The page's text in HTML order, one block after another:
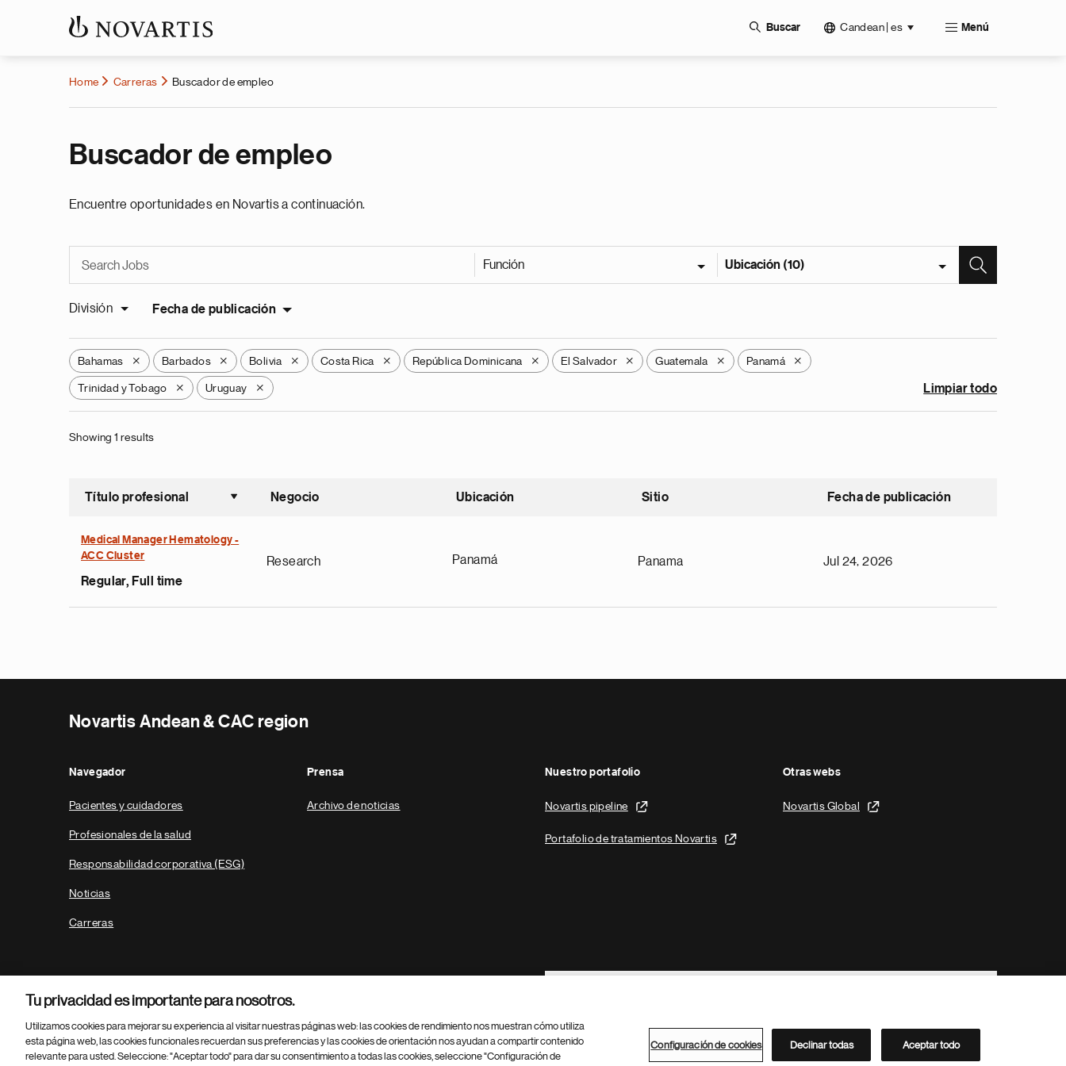
Buscar Candean | es Menú
Home Carreras Buscador de empleo
Buscador de empleo
Encuentre oportunidades en Novartis a continuación.
Función Ubicación (10)
División Fecha de publicación
Bahamas X Barbados X Bolivia X Costa Rica X República Dominicana X El Salvador X Guatemala X Panamá X
Trinidad y Tobago X Uruguay X Limpiar todo
Showing 1 results
Título profesional
Ordenar ascendente
Negocio Ubicación Sitio Fecha de publicación
Medical Manager Hematology -
ACC Cluster
Regular, Full time
Research Panamá Panama Jul 24, 2026
Novartis Andean & CAC region
Navegador
Pacientes y cuidadores
Profesionales de la salud
Responsabilidad corporativa (ESG)
Noticias
Carreras
Prensa
Archivo de noticias
Nuestro portafolio
Novartis pipeline
Portafolio de tratamientos Novartis
Otras webs
Novartis Global
Footer Site Search
Parte
© 2026 Novartis AG Directorio de Novartis
Tu privacidad es importante para nosotros.
Utilizamos cookies para mejorar su experiencia al visitar nuestras páginas web: las cookies de rendimiento nos muestran cómo utiliza
esta página web, las cookies funcionales recuerdan sus preferencias y las cookies de orientación nos ayudan a compartir contenido
relevante para usted. Seleccione: "Aceptar todo" para dar su consentimiento a todas las cookies, seleccione "Configuración de
Configuración de cookies Declinar todas Aceptar todo